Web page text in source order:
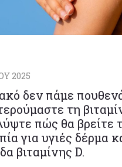
2025
δεν πάμε
τη
πώς θα βρείτε
για υγιές δέρμα
βιταμίνης D.